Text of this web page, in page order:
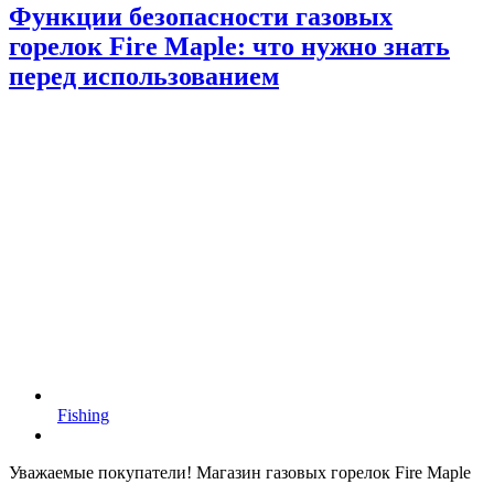
Функции безопасности газовых
горелок Fire Maple: что нужно знать
перед использованием
Fishing
Уважаемые покупатели! Магазин газовых горелок Fire Maple